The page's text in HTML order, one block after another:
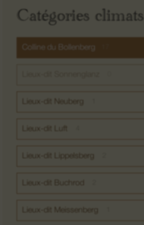
Catégories climats
Colline du Bollenberg
Lieux-dit Neuberg
Lieux-dit Luft
Lieux-dit Lippelsberg
Lieux-dit Buchrod
Lieux-dit Meissenberg